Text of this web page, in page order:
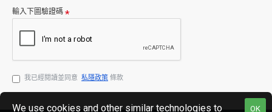
輸入下圖驗證碼
我已經閱讀並同意 私隱政策 條款
OK
We use cookies and other similar technologies to